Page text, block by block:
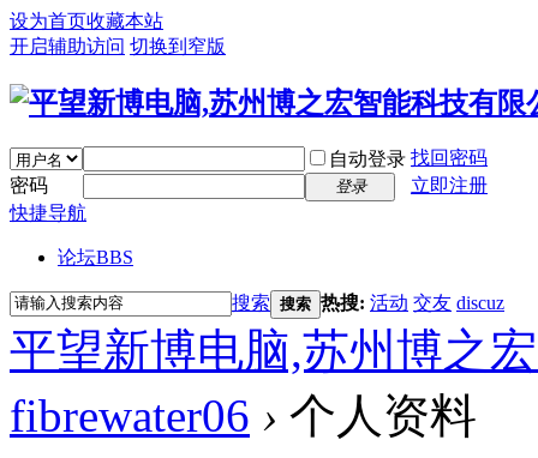
设为首页收藏本站
开启辅助访问 切换到窄版
自动登录 找回密码
密码
登录
立即注册
快捷导航
论坛BBS
搜索 搜索 热搜: 活动 交友 discuz
平望新博电脑,苏州博之
fibrewater06 › 个人资料